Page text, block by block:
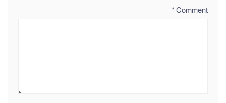
Comment
*